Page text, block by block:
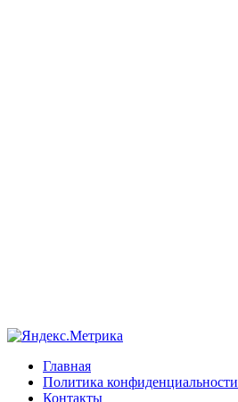
Главная
Политика конфиденциальности
Контакты